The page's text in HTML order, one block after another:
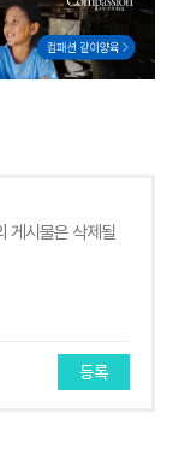
등록